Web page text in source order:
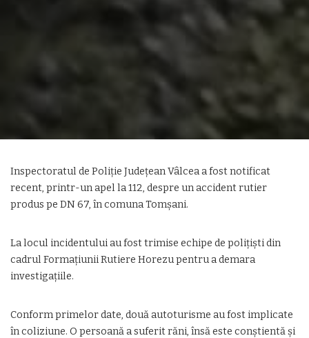
Inspectoratul de Poliție Județean Vâlcea a fost notificat
recent, printr-un apel la 112, despre un accident rutier
produs pe DN 67, în comuna Tomșani.
La locul incidentului au fost trimise echipe de polițiști din
cadrul Formațiunii Rutiere Horezu pentru a demara
investigațiile.
Conform primelor date, două autoturisme au fost implicate
în coliziune. O persoană a suferit răni, însă este conștientă și